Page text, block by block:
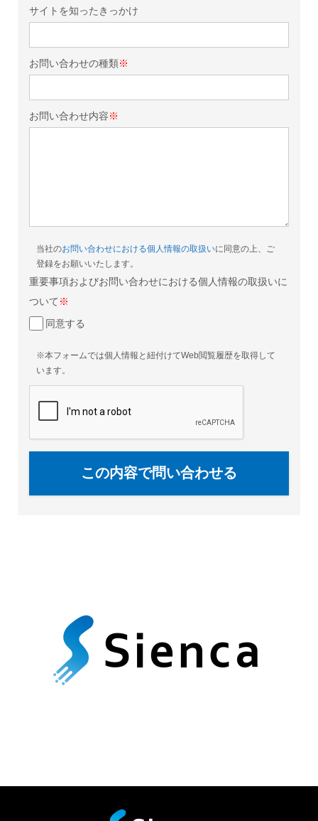
サイトを知ったきっかけ
お問い合わせの種類※
お問い合わせ内容※
当社のお問い合わせにおける個人情報の取扱いに同意の上、ご
登録をお願いいたします。
重要事項およびお問い合わせにおける個人情報の取扱いに
ついて ※
同意する
※本フォームでは個人情報と紐付けてWeb閲覧履歴を取得して
います。
この内容で問い合わせる